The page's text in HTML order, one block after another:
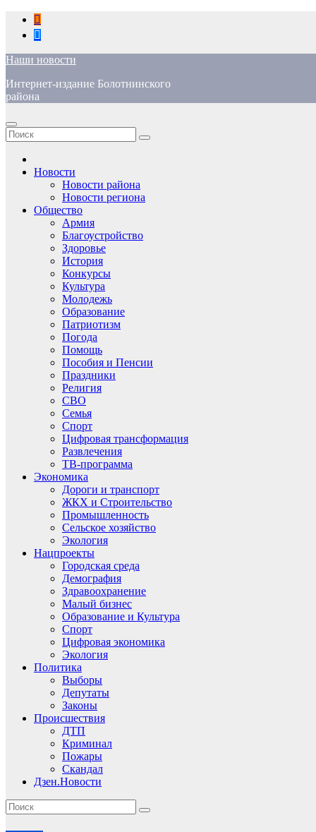
Перейти
содержимому
Наши новости
Интернет-издание Болотнинского
района
Новости
Новости района
Новости региона
Общество
Армия
Благоустройство
Здоровье
История
Конкурсы
Культура
Молодежь
Образование
Патриотизм
Погода
Помощь
Пособия и Пенсии
Праздники
Религия
СВО
Семья
Спорт
Цифровая трансформация
Развлечения
ТВ-программа
Экономика
Дороги и транспорт
ЖКХ и Строительство
Промышленность
Сельское хозяйство
Экология
Нацпроекты
Городская среда
Демография
Здравоохранение
Малый бизнес
Образование и Культура
Спорт
Цифровая экономика
Экология
Политика
Выборы
Депутаты
Законы
Происшествия
ДТП
Криминал
Пожары
Скандал
Дзен.Новости